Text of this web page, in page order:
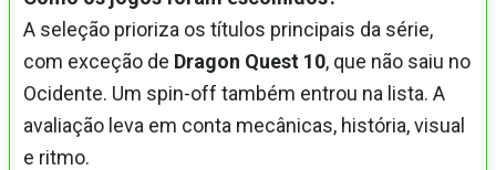
A seleção prioriza os títulos principais da série,
com exceção de Dragon Quest 10, que não saiu no
Ocidente. Um spin-off também entrou na lista. A
avaliação leva em conta mecânicas, história, visual
e ritmo.